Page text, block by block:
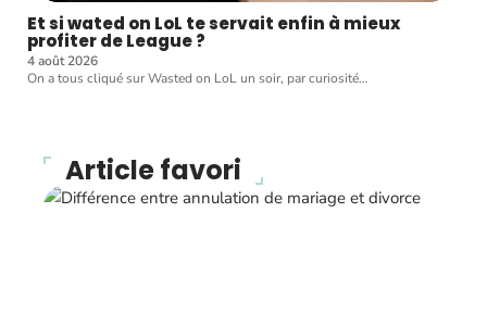
Et si wated on LoL te servait enfin à mieux
profiter de League ?
4 août 2026
On a tous cliqué sur Wasted on LoL un soir, par curiosité…
Article favori